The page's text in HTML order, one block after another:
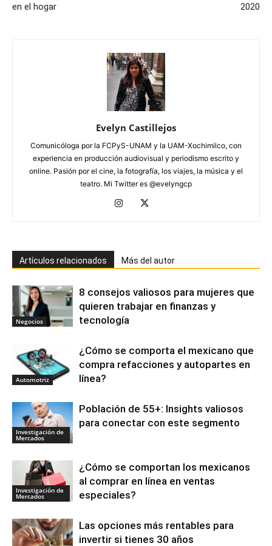
en el hogar
2020
Evelyn Castillejos
Comunicóloga por la FCPyS-UNAM y la UAM-Xochimilco, con
experiencia en producción audiovisual y periodismo escrito y
online. Pasión por el cine, la fotografía, los viajes, la música y el
teatro. Mi Twitter es @evelyngcp
Artículos relacionados Más del autor
Negocios
8 consejos valiosos para mujeres que
quieren trabajar en finanzas y
tecnología
Automotriz
¿Cómo se comporta el mexicano que
compra refacciones y autopartes en
línea?
Investigación de
Mercados
Población de 55+: Insights valiosos
para conectar con este segmento
Investigación de
Mercados
¿Cómo se comportan los mexicanos
al comprar en línea en ventas
especiales?
Las opciones más rentables para
invertir si tienes 30 años